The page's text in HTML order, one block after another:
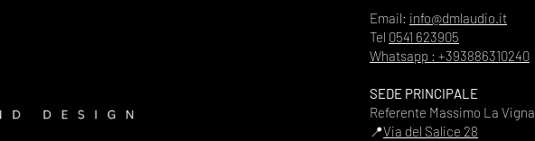
Email: info@dmlaudio.it
Tel 0541 623905
Whatsapp : +393886310240
SEDE PRINCIPALE
Referente Massimo La Vigna
📍Via del Salice 28